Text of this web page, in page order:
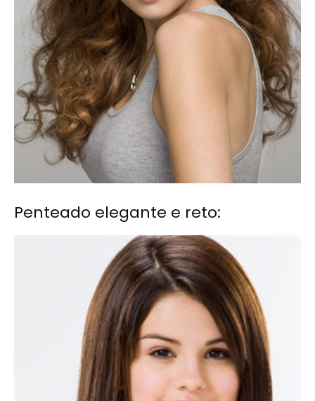
Penteado elegante e reto: